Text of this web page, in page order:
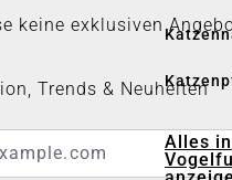
Alles in
keine exklusiven
Trends & Neuheiten